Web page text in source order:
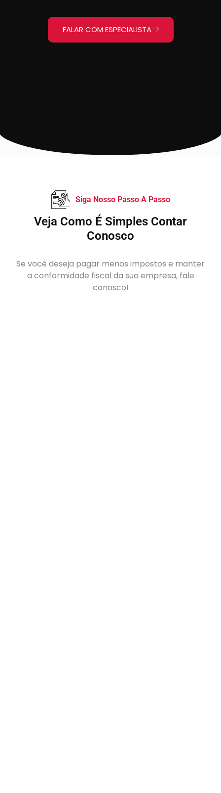
FALAR COM ESPECIALISTA
Siga Nosso Passo A Passo
Veja Como É Simples Contar
Conosco
Se você deseja pagar menos impostos e manter
a conformidade fiscal da sua empresa, fale
conosco!